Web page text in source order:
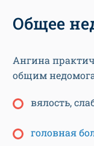
Общее
Ангина
общим
вялость,
головная